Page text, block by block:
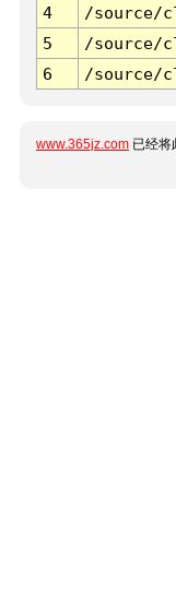
4
/source/
5
/source/
6
/source/
www.365jz.com 已经将